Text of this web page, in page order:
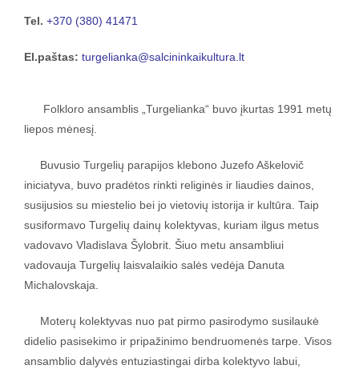
Tel. +370 (380) 41471
El.paštas: turgelianka@salcininkaikultura.lt
Folkloro ansamblis „Turgelianka“ buvo įkurtas 1991 metų
liepos mėnesį.
Buvusio Turgelių parapijos klebono Juzefo Aškelovič
iniciatyva, buvo pradėtos rinkti religinės ir liaudies dainos,
susijusios su miestelio bei jo vietovių istorija ir kultūra. Taip
susiformavo Turgelių dainų kolektyvas, kuriam ilgus metus
vadovavo Vladislava Šylobrit. Šiuo metu ansambliui
vadovauja Turgelių laisvalaikio salės vedėja Danuta
Michalovskaja.
Moterų kolektyvas nuo pat pirmo pasirodymo susilaukė
didelio pasisekimo ir pripažinimo bendruomenės tarpe. Visos
ansamblio dalyvės entuziastingai dirba kolektyvo labui,